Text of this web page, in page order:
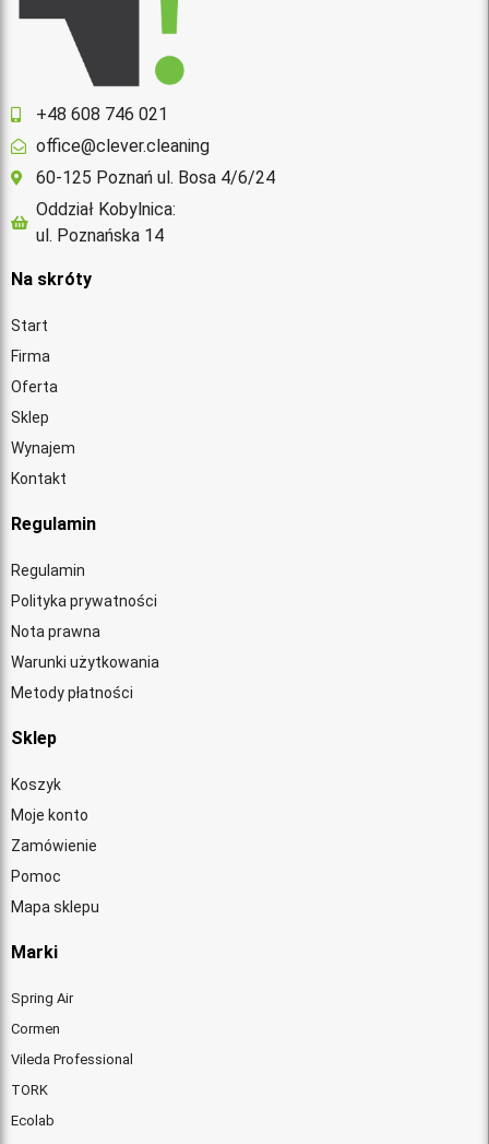
+48 608 746 021
office@clever.cleaning
60-125 Poznań ul. Bosa 4/6/24
Oddział Kobylnica:
ul. Poznańska 14
Na skróty
Start
Firma
Oferta
Sklep
Wynajem
Kontakt
Regulamin
Regulamin
Polityka prywatności
Nota prawna
Warunki użytkowania
Metody płatności
Sklep
Koszyk
Moje konto
Zamówienie
Pomoc
Mapa sklepu
Marki
Spring Air
Cormen
Vileda Professional
TORK
Ecolab